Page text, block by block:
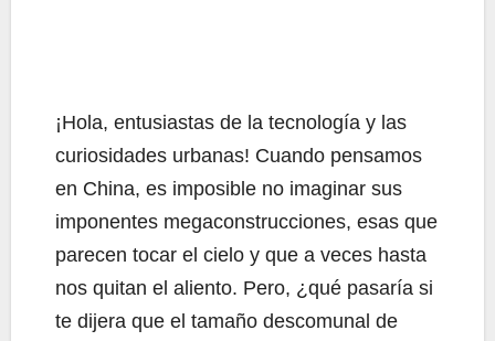
¡Hola, entusiastas de la tecnología y las
curiosidades urbanas! Cuando pensamos
en China, es imposible no imaginar sus
imponentes megaconstrucciones, esas que
parecen tocar el cielo y que a veces hasta
nos quitan el aliento. Pero, ¿qué pasaría si
te dijera que el tamaño descomunal de